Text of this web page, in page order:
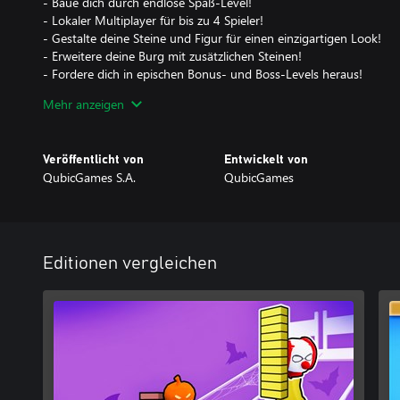
- Lokaler Multiplayer für bis zu 4 Spieler!
- Gestalte deine Steine und Figur für einen einzigartigen Look!
- Erweitere deine Burg mit zusätzlichen Steinen!
- Fordere dich in epischen Bonus‑ und Boss‑Levels heraus!
Du willst die Konkurrenz ausbremsen? Kein Problem! Bring sie zu
Baue schneller, sei schlauer und halte länger durch—wer hätte
Mehr anzeigen
Veröffentlicht von
QubicGames S.A.
Entwickelt von
QubicGames
Editionen vergleichen